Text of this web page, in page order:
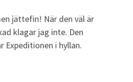
jättefin! När den väl är
klagar jag inte. Den
Expeditionen i hyllan.